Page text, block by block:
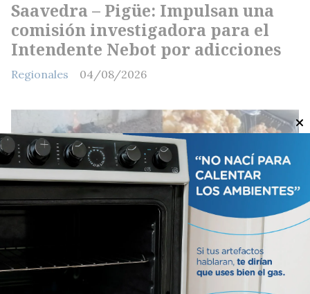
Saavedra – Pigüe: Impulsan una
comisión investigadora para el
Intendente Nebot por adicciones
Regionales 04/08/2026